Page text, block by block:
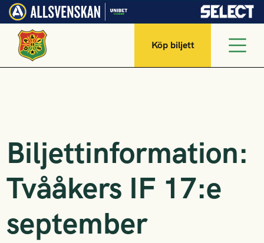
Köp biljett
Biljettinformation:
Tvååkers IF 17:e
september